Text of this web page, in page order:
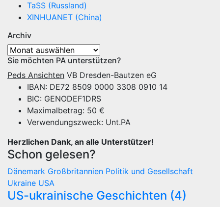
TaSS (Russland)
XINHUANET (China)
Archiv
Archiv
Sie möchten PA unterstützen?
Peds Ansichten VB Dresden-Bautzen eG
IBAN: DE72 8509 0000 3308 0910 14
BIC: GENODEF1DRS
Maximalbetrag: 50 €
Verwendungszweck: Unt.PA
Herzlichen Dank, an alle Unterstützer!
Schon gelesen?
Dänemark Großbritannien Politik und Gesellschaft
Ukraine USA
US-ukrainische Geschichten (4)